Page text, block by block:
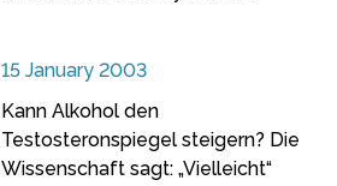
15 January 2003
Kann Alkohol den
Testosteronspiegel steigern? Die
Wissenschaft sagt: „Vielleicht“